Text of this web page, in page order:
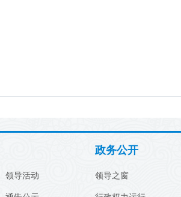
领导活动
政务公开
领导之窗